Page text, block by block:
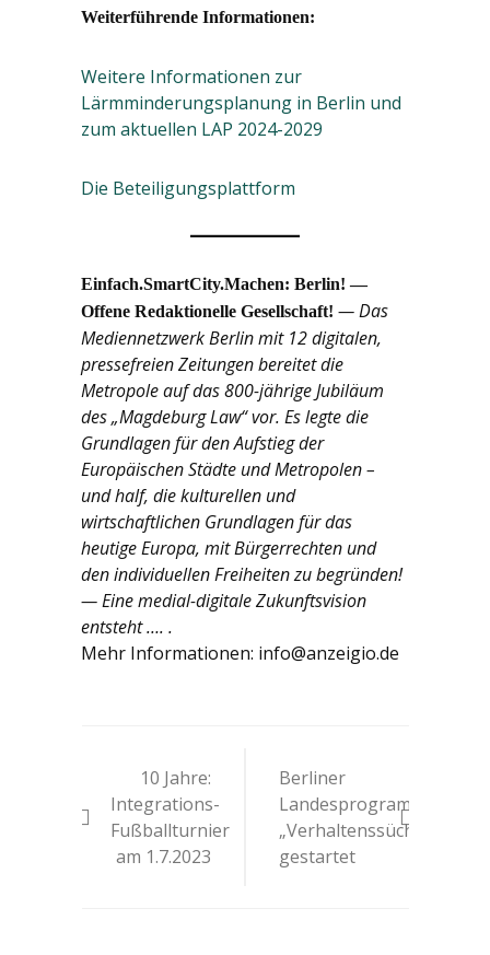
Weiterführende Informationen:
Weitere Informationen zur
Lärmminderungsplanung in Berlin und
zum aktuellen LAP 2024-2029
Die Beteiligungsplattform
Einfach.SmartCity.Machen: Berlin! —
Offene Redaktionelle Gesellschaft! — Das
Mediennetzwerk Berlin mit 12 digitalen,
pressefreien Zeitungen bereitet die
Metropole auf das 800-jährige Jubiläum
des „Magdeburg Law“ vor. Es legte die
Grundlagen für den Aufstieg der
Europäischen Städte und Metropolen –
und half, die kulturellen und
wirtschaftlichen Grundlagen für das
heutige Europa, mit Bürgerrechten und
den individuellen Freiheiten zu begründen!
— Eine medial-digitale Zukunftsvision
entsteht …. .
Mehr Informationen: info@anzeigio.de
Navigation
10 Jahre:
Integrations-
Fußballturnier
am 1.7.2023
Berliner
Landesprogramm
„Verhaltenssüchte“
gestartet